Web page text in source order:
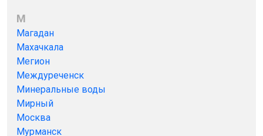
М
Магадан
Махачкала
Мегион
Междуреченск
Минеральные воды
Мирный
Москва
Мурманск